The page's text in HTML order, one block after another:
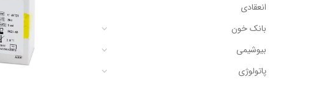
انعقادی
بانک خون
بیوشیمی
پاتولوژی